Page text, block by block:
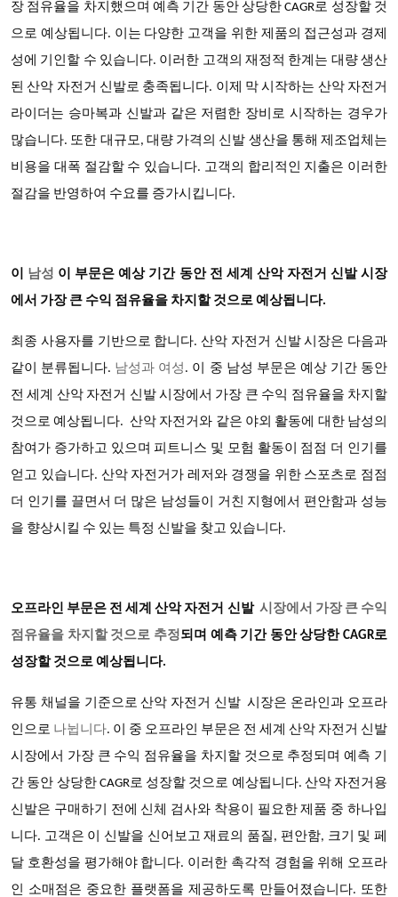
장 점유율을 차지했으며 예측 기간 동안 상당한 CAGR로 성장할 것
으로 예상됩니다. 이는 다양한 고객을 위한 제품의 접근성과 경제
성에 기인할 수 있습니다. 이러한 고객의 재정적 한계는 대량 생산
된 산악 자전거 신발로 충족됩니다. 이제 막 시작하는 산악 자전거
라이더는 승마복과 신발과 같은 저렴한 장비로 시작하는 경우가
많습니다. 또한 대규모, 대량 가격의 신발 생산을 통해 제조업체는
비용을 대폭 절감할 수 있습니다. 고객의 합리적인 지출은 이러한
절감을 반영하여 수요를 증가시킵니다.
이 남성 이 부문은 예상 기간 동안 전 세계 산악 자전거 신발 시장
에서 가장 큰 수익 점유율을 차지할 것으로 예상됩니다.
최종 사용자를 기반으로 합니다. 산악 자전거 신발시장은 다음과
같이 분류됩니다. 남성과 여성 . 이 중 남성 부문은 예상 기간 동안
전 세계 산악 자전거 신발 시장에서 가장 큰 수익 점유율을 차지할
것으로 예상됩니다. 산악 자전거와 같은 야외 활동에 대한 남성의
참여가 증가하고 있으며 피트니스 및 모험 활동이 점점 더 인기를
얻고 있습니다. 산악 자전거가 레저와 경쟁을 위한 스포츠로 점점
더 인기를 끌면서 더 많은 남성들이 거친 지형에서 편안함과 성능
을 향상시킬 수 있는 특정 신발을 찾고 있습니다.
오프라인 부문은 전 세계 산악 자전거 신발 시장에서 가장 큰 수익
점유율을 차지할 것으로 추정되며 예측 기간 동안 상당한 CAGR로
성장할 것으로 예상됩니다.
유통 채널을 기준으로산악 자전거 신발 시장은 온라인과 오프라
인으로 나뉩니다. 이 중 오프라인 부문은 전 세계 산악 자전거 신발
시장에서 가장 큰 수익 점유율을 차지할 것으로 추정되며 예측 기
간 동안 상당한 CAGR로 성장할 것으로 예상됩니다. 산악 자전거용
신발은 구매하기 전에 신체 검사와 착용이 필요한 제품 중 하나입
니다. 고객은 이 신발을 신어보고 재료의 품질, 편안함, 크기 및 페
달 호환성을 평가해야 합니다. 이러한 촉각적 경험을 위해 오프라
인 소매점은 중요한 플랫폼을 제공하도록 만들어졌습니다. 또한